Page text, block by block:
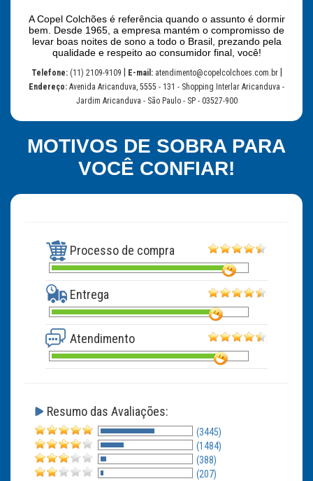
A Copel Colchões é referência quando o assunto é dormir
bem. Desde 1965, a empresa mantém o compromisso de
levar boas noites de sono a todo o Brasil, prezando pela
qualidade e respeito ao consumidor final, você!
Telefone: (11) 2109-9109 E-mail:atendimento@copelcolchoes.com.br
Endereço: Avenida Aricanduva, 5555 - 131 - Shopping Interlar Aricanduva -
Jardim Aricanduva - São Paulo - SP - 03527-900
MOTIVOS DE SOBRA PARA
VOCÊ CONFIAR!
Processo de compra
Entrega
Atendimento
Resumo das Avaliações:
(3445)
(1484)
(388)
(207)